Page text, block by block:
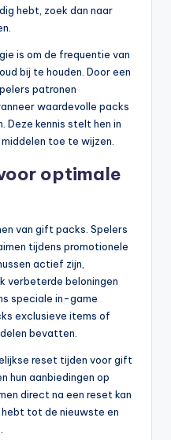
hebt, zoek dan naar
is om de frequentie van
bij te houden. Door een
patronen
waardevolle packs
Deze kennis stelt hen in
toe te wijzen.
optimale
van gift packs. Spelers
tijdens promotionele
actief zijn,
verbeterde beloningen
speciale in-game
exclusieve items of
bevatten.
reset tijden voor gift
hun aanbiedingen op
direct na een reset kan
tot de nieuwste en